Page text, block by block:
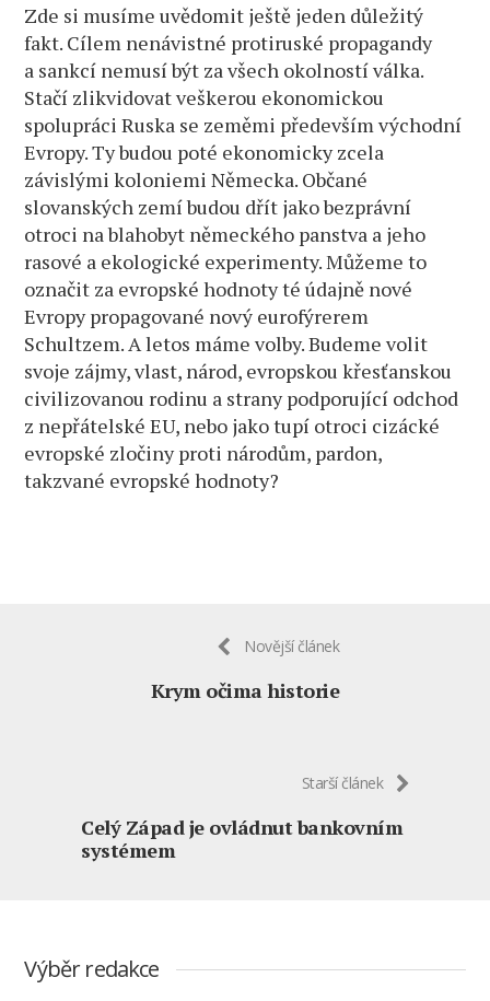
Zde si musíme uvědomit ještě jeden důležitý
fakt. Cílem nenávistné protiruské propagandy
a sankcí nemusí být za všech okolností válka.
Stačí zlikvidovat veškerou ekonomickou
spolupráci Ruska se zeměmi především východní
Evropy. Ty budou poté ekonomicky zcela
závislými koloniemi Německa. Občané
slovanských zemí budou dřít jako bezprávní
otroci na blahobyt německého panstva a jeho
rasové a ekologické experimenty. Můžeme to
označit za evropské hodnoty té údajně nové
Evropy propagované nový eurofýrerem
Schultzem. A letos máme volby. Budeme volit
svoje zájmy, vlast, národ, evropskou křesťanskou
civilizovanou rodinu a strany podporující odchod
z nepřátelské EU, nebo jako tupí otroci cizácké
evropské zločiny proti národům, pardon,
takzvané evropské hodnoty?
Novější článek
Krym očima historie
Starší článek
Celý Západ je ovládnut bankovním
systémem
Výběr redakce